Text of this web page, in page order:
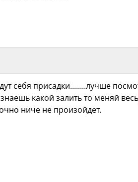
себя присадки........лучше
какой залить то меняй
ниче не произойдет.